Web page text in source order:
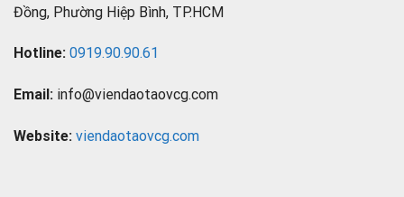
Đồng, Phường Hiệp Bình, TP.HCM
Hotline: 0919.90.90.61
Email: info@viendaotaovcg.com
Website: viendaotaovcg.com